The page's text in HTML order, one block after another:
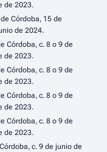
de 2023.
Córdoba, 15 de
de 2024.
Córdoba, c. 8 o 9 de
de 2023.
Córdoba, c. 8 o 9 de
de 2023.
Córdoba, c. 8 o 9 de
de 2023.
Córdoba, c. 8 o 9 de
de 2023.
c. 9 de junio de